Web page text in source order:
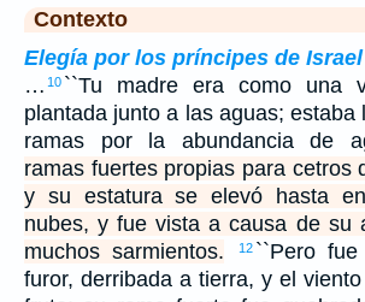
Contexto
Elegía por los príncipes de Israel
… 10 ``Tu madre era como una
plantada junto a las aguas; estaba
ramas por la abundancia de
ramas fuertes propias para cetros
y su estatura se elevó hasta
nubes, y fue vista a causa de su
muchos sarmientos.
12 ``Pero
furor, derribada a tierra, y el